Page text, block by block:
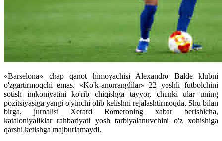
«Barselona» chap qanot himoyachisi Alexandro Balde klubni
o'zgartirmoqchi emas. «Ko'k-anorranglilar» 22 yoshli futbolchini
sotish imkoniyatini ko'rib chiqishga tayyor, chunki ular uning
pozitsiyasiga yangi o'yinchi olib kelishni rejalashtirmoqda. Shu bilan
birga, jurnalist Xerard Romeroning xabar berishicha,
kataloniyaliklar rahbariyati yosh tarbiyalanuvchini o'z xohishiga
qarshi ketishga majburlamaydi.